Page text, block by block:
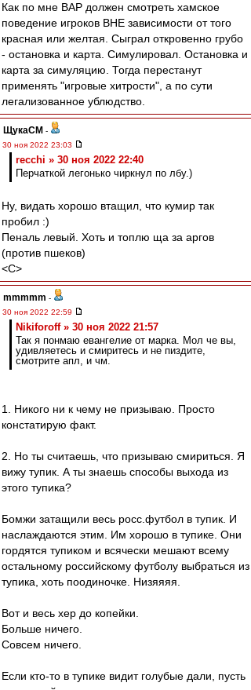
Как по мне ВАР должен смотреть хамское
поведение игроков ВНЕ зависимости от того
красная или желтая. Сыграл откровенно грубо
- остановка и карта. Симулировал. Остановка и
карта за симуляцию. Тогда перестанут
применять "игровые хитрости", а по сути
легализованное ублюдство.
ЩукаСМ -
30 ноя 2022 23:03
recchi » 30 ноя 2022 22:40
Перчаткой легонько чиркнул по лбу.)
Ну, видать хорошо втащил, что кумир так
пробил :)
Пеналь левый. Хоть и топлю ща за аргов
(против пшеков)
<C>
mmmmm -
30 ноя 2022 22:59
Nikiforoff » 30 ноя 2022 21:57
Так я понмаю евангелие от марка. Мол че вы,
удивляетесь и смиритесь и не пиздите,
смотрите апл, и чм.
1. Никого ни к чему не призываю. Просто
констатирую факт.
2. Но ты считаешь, что призываю смириться. Я
вижу тупик. А ты знаешь способы выхода из
этого тупика?
Бомжи затащили весь росс.футбол в тупик. И
наслаждаются этим. Им хорошо в тупике. Они
гордятся тупиком и всячески мешают всему
остальному российскому футболу выбраться из
тупика, хоть поодиночке. Низяяяя.
Вот и весь хер до копейки.
Больше ничего.
Совсем ничего.
Если кто-то в тупике видит голубые дали, пусть